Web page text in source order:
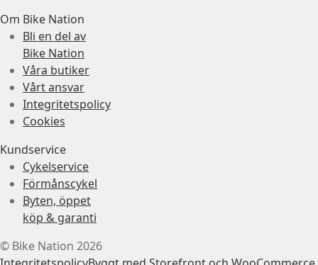
Om Bike Nation
Bli en del av
Bike Nation
Våra butiker
Vårt ansvar
Integritetspolicy
Cookies
Kundservice
Cykelservice
Förmånscykel
Byten, öppet
köp & garanti
© Bike Nation 2026